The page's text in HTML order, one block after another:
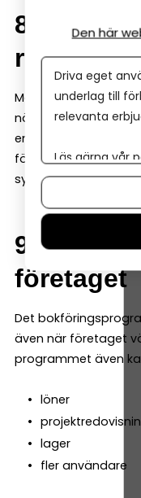
8.
Många företag
när de växer. Då är
enkelt att dela
företagaren och
system samtidigt.
9.
företaget
Det
även när företaget
programmet även
löner
lager
fler användare
Den här
Driva eget
underlag till
relevanta
Läs gärna vår
Om du vill